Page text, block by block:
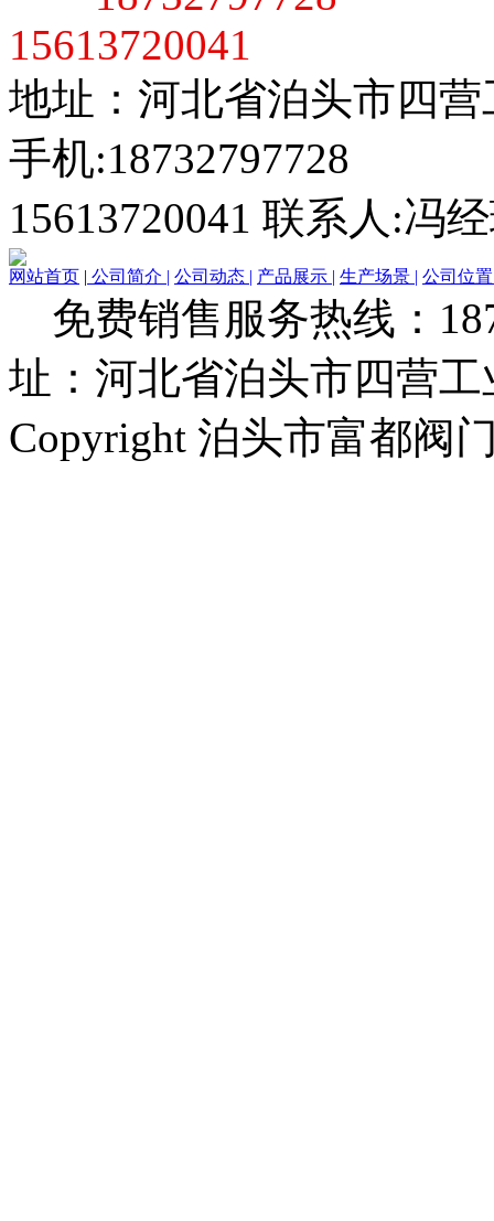
15613720041
地址：河北省泊头市四营
手机:18732797728
15613720041 联系人:冯
网站首页 | 公司简介 | 公司动态 | 产品展示 | 生产场景 | 公司位
免费销售服务热线：
址：河北省泊头市四营工
Copyright 泊头市富都阀